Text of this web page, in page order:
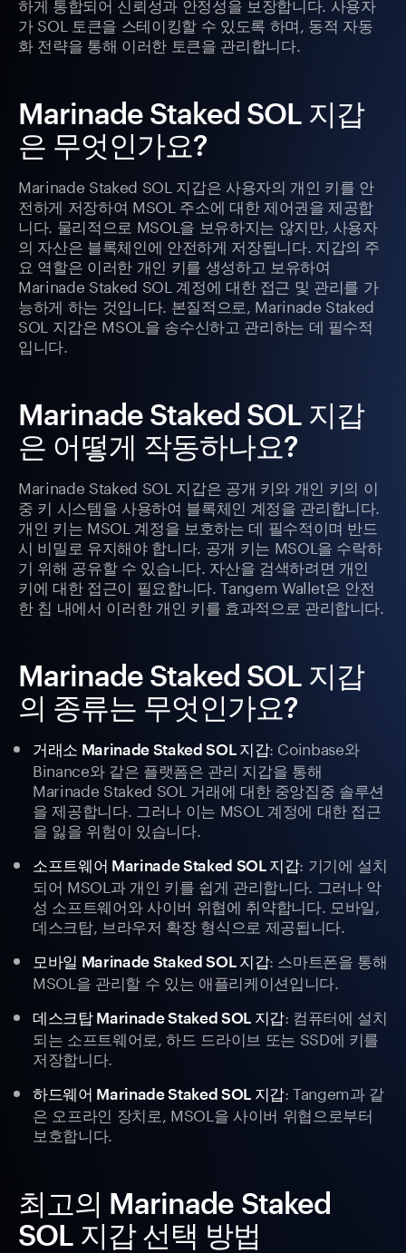
가 SOL 토큰을 스테이킹할 수 있도록 하며, 동적 자동
화 전략을 통해 이러한 토큰을 관리합니다.
Marinade Staked SOL 지갑
은 무엇인가요?
Marinade Staked SOL 지갑은 사용자의 개인 키를 안
전하게 저장하여 MSOL 주소에 대한 제어권을 제공합
니다. 물리적으로 MSOL을 보유하지는 않지만, 사용자
의 자산은 블록체인에 안전하게 저장됩니다. 지갑의 주
요 역할은 이러한 개인 키를 생성하고 보유하여
Marinade Staked SOL 계정에 대한 접근 및 관리를 가
능하게 하는 것입니다. 본질적으로, Marinade Staked
SOL 지갑은 MSOL을 송수신하고 관리하는 데 필수적
입니다.
Marinade Staked SOL 지갑
은 어떻게 작동하나요?
Marinade Staked SOL 지갑은 공개 키와 개인 키의 이
중 키 시스템을 사용하여 블록체인 계정을 관리합니다.
개인 키는 MSOL 계정을 보호하는 데 필수적이며 반드
시 비밀로 유지해야 합니다. 공개 키는 MSOL을 수락하
기 위해 공유할 수 있습니다. 자산을 검색하려면 개인
키에 대한 접근이 필요합니다. Tangem Wallet은 안전
한 칩 내에서 이러한 개인 키를 효과적으로 관리합니다.
Marinade Staked SOL 지갑
의 종류는 무엇인가요?
거래소 Marinade Staked SOL 지갑: Coinbase와
Binance와 같은 플랫폼은 관리 지갑을 통해
Marinade Staked SOL 거래에 대한 중앙집중 솔루션
을 제공합니다. 그러나 이는 MSOL 계정에 대한 접근
을 잃을 위험이 있습니다.
소프트웨어 Marinade Staked SOL 지갑: 기기에 설치
되어 MSOL과 개인 키를 쉽게 관리합니다. 그러나 악
성 소프트웨어와 사이버 위협에 취약합니다. 모바일,
데스크탑, 브라우저 확장 형식으로 제공됩니다.
모바일 Marinade Staked SOL 지갑: 스마트폰을 통해
MSOL을 관리할 수 있는 애플리케이션입니다.
데스크탑 Marinade Staked SOL 지갑: 컴퓨터에 설치
되는 소프트웨어로, 하드 드라이브 또는 SSD에 키를
저장합니다.
하드웨어 Marinade Staked SOL 지갑: Tangem과 같
은 오프라인 장치로, MSOL을 사이버 위협으로부터
보호합니다.
최고의 Marinade Staked
SOL 지갑 선택 방법